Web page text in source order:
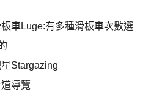
車Luge:有多種滑板車次數選
Stargazing
導覽